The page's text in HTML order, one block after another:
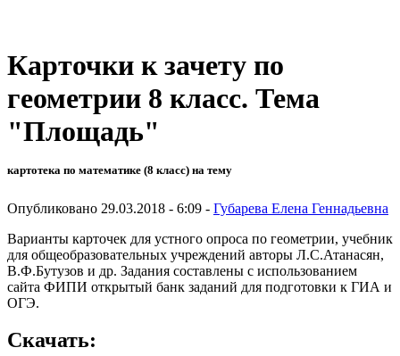
Карточки к зачету по
геометрии 8 класс. Тема
"Площадь"
картотека по математике (8 класс) на тему
Опубликовано 29.03.2018 - 6:09 - Губарева Елена Геннадьевна
Варианты карточек для устного опроса по геометрии, учебник
для общеобразовательных учреждений авторы Л.С.Атанасян,
В.Ф.Бутузов и др. Задания составлены с использованием
сайта ФИПИ открытый банк заданий для подготовки к ГИА и
ОГЭ.
Скачать: